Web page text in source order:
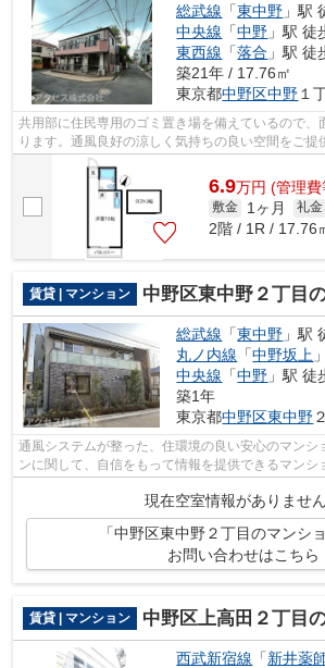
総武線 「東中野 」駅
中央線 「中野 」駅 徒
東西線 「落合 」駅 徒
築21年 / 17.76㎡
東京都中野区中野 １
共用部に住民専用のゴミ置き場を備えているので、
ります。通風良好の涼しく気持ちの良い空間をご提
アパートは3駅が近くにあり便利です。...
6.9万円 (管理
敷金 1ヶ月 礼金
2階 / 1R / 17.76
賃貸 | マンション 中野区東中野２丁目
総武線 「東中野 」駅
丸ノ内線 「中野坂上
中央線 「中野 」駅 徒
築1年
東京都中野区東中野
通風システムが整った、住環境の良い安心のマンシ
ンに関して、自信をもって情報を提供できるマンシ
現在空室情報がありません
「中野区東中野２丁目のマンシ
お問い合わせはこちら
賃貸 | マンション 中野区上高田２丁目
西武新宿線 「新井薬